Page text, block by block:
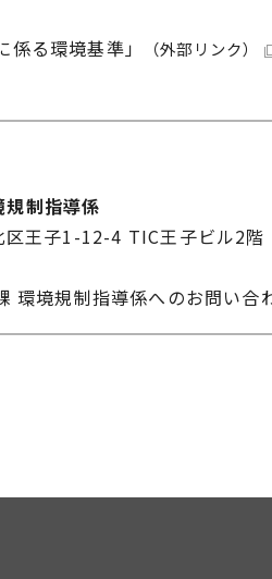
る環境基準」 （外部リンク）
制指導係
王子1-12-4 TIC王子ビル2階
環境規制指導係へのお問い合